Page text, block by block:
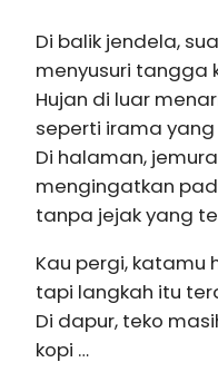
Di balik jendela,
menyusuri tangga
Hujan di luar
seperti irama
Di halaman,
mengingatkan
tanpa jejak yang
Kau pergi, katamu
tapi langkah itu
Di dapur, teko
kopi …